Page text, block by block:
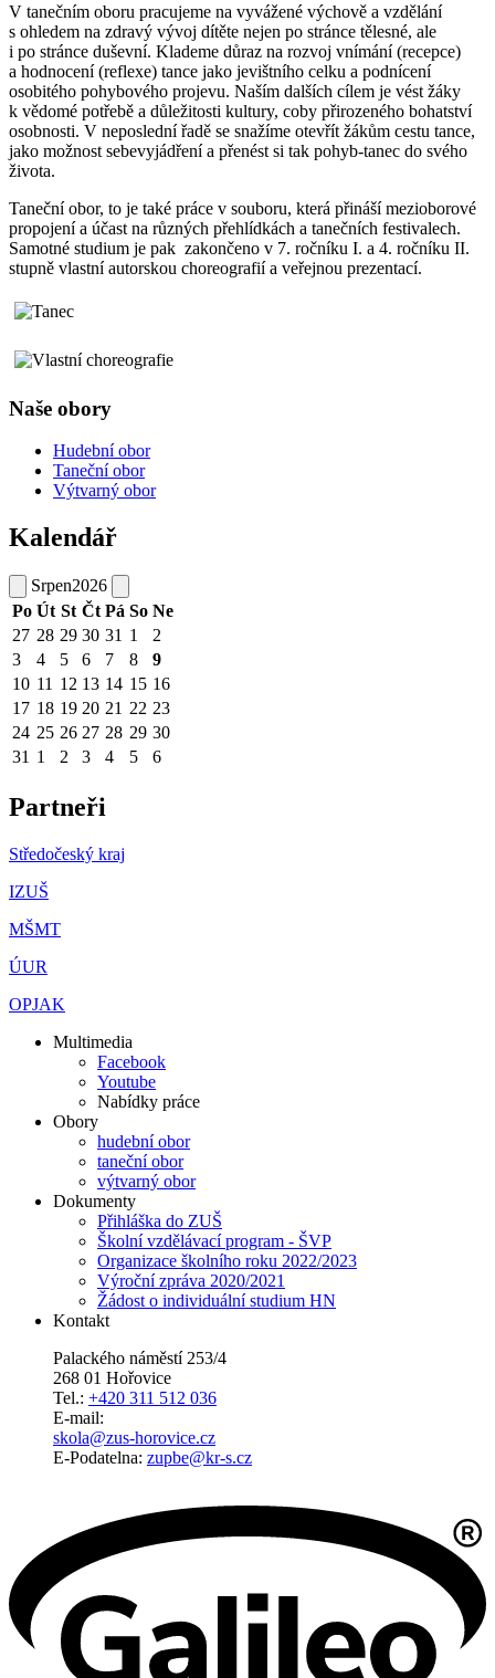
V tanečním oboru pracujeme na vyvážené výchově a vzdělání
s ohledem na zdravý vývoj dítěte nejen po stránce tělesné, ale
i po stránce duševní. Klademe důraz na rozvoj vnímání (recepce)
a hodnocení (reflexe) tance jako jevištního celku a podnícení
osobitého pohybového projevu. Naším dalších cílem je vést žáky
k vědomé potřebě a důležitosti kultury, coby přirozeného bohatství
osobnosti. V neposlední řadě se snažíme otevřít žákům cestu tance,
jako možnost sebevyjádření a přenést si tak pohyb-tanec do svého
života.
Taneční obor, to je také práce v souboru, která přináší mezioborové
propojení a účast na různých přehlídkách a tanečních festivalech.
Samotné studium je pak zakončeno v 7. ročníku I. a 4. ročníku II.
stupně vlastní autorskou choreografií a veřejnou prezentací.
Naše obory
Hudební obor
Taneční obor
Výtvarný obor
Kalendář
Srpen2026
Po Út St Čt Pá So Ne
27 28 29 30 31 1
2
3
4 5 6 7 8
9
10 11 12 13 14 15 16
17 18 19 20 21 22 23
24 25 26 27 28 29 30
31 1 2 3 4 5 6
Partneři
Středočeský kraj
IZUŠ
MŠMT
ÚUR
OPJAK
Multimedia
Facebook
Youtube
Nabídky práce
Obory
hudební obor
taneční obor
výtvarný obor
Dokumenty
Přihláška do ZUŠ
Školní vzdělávací program - ŠVP
Organizace školního roku 2022/2023
Výroční zpráva 2020/2021
Žádost o individuální studium HN
Kontakt
Palackého náměstí 253/4
268 01 Hořovice
Tel.: +420 311 512 036
E-mail:
skola@zus-horovice.cz
E-Podatelna: zupbe@kr-s.cz